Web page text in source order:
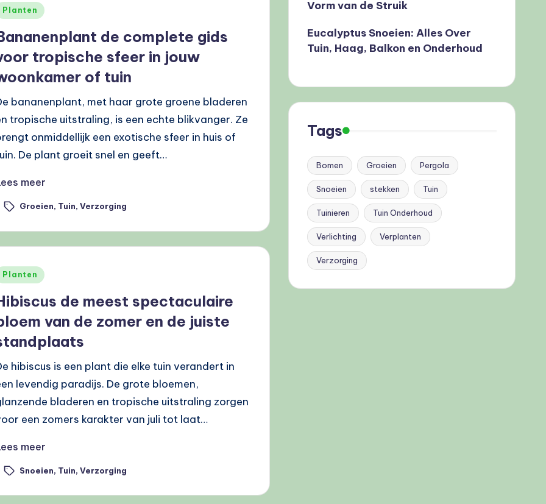
Planten
de complete gids
tropische sfeer in jouw
of tuin
bananenplant, met haar grote groene bladeren
tropische uitstraling, is een echte blikvanger. Ze
onmiddellijk een exotische sfeer in huis of
De plant groeit snel en geeft…
meer
Groeien, Tuin, Verzorging
Planten
de meest spectaculaire
van de zomer en de juiste
hibiscus is een plant die elke tuin verandert in
levendig paradijs. De grote bloemen,
bladeren en tropische uitstraling zorgen
een zomers karakter van juli tot laat…
meer
Snoeien Tuin Verzorging
Vorm van de Struik
Eucalyptus Snoeien: Alles Over
Tuin, Haag, Balkon en Onderhoud
Tags
Bomen Groeien Pergola
Snoeien stekken Tuin
Tuinieren Tuin Onderhoud
Verlichting Verplanten
Verzorging